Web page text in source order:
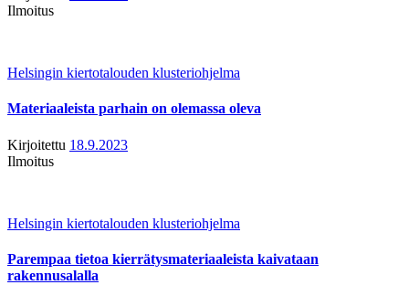
Ilmoitus
Helsingin kiertotalouden klusteriohjelma
Materiaaleista parhain on olemassa oleva
Kirjoitettu 18.9.2023
Ilmoitus
Helsingin kiertotalouden klusteriohjelma
Parempaa tietoa kierrätysmateriaaleista kaivataan
rakennusalalla